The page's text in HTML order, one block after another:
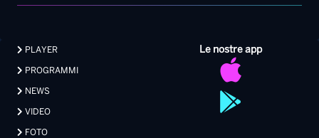
Le nostre app
PLAYER
PROGRAMMI
NEWS
VIDEO
FOTO